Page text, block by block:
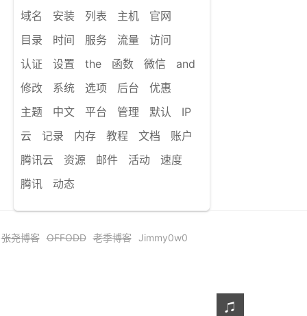
域名
安装 列表 主机
官网
目录
时间 服务 流量
访问
认证
设置 the 函数 微信
and
修改
系统 选项 后台
优惠
主题
中文 平台 管理 默认
IP
云
记录 内存 教程 文档
账户
腾讯云
资源 邮件 活动
速度
腾讯
动态
张尧博客 OFFODD 老季博客 Jimmy0w0